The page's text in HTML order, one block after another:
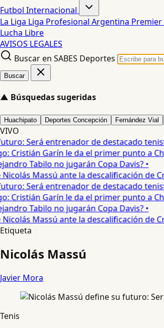
Futbol Internacional
La Liga Liga Profesional Argentina Premier
Lucha Libre
AVISOS LEGALES
Buscar en SABES Deportes
Buscar
▲ Búsquedas sugeridas
Huachipato Deportes Concepción Fernández Vial
VIVO
Será entrenador de destacado
Garín le da el primer punto a
Tabilo no jugarán Copa Davis? •
Massú ante la descalificación de
Será entrenador de destacado
Garín le da el primer punto a
Tabilo no jugarán Copa Davis? •
Massú ante la descalificación de
Etiqueta
Nicolás Massú
Javier Mora
Tenis